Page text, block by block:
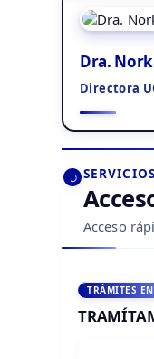
Dra.
Directora
Acceso
TRÁMITES